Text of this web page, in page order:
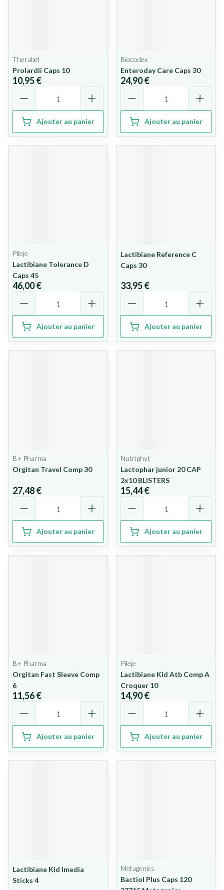
Therabel
Prolardii Caps 10
10,95 €
Ajouter au panier
Biocodex
Enteroday Care Caps 30
24,90 €
Ajouter au panier
Pileje
Lactibiane Tolerance D
Caps 45
46,00 €
Ajouter au panier
Lactibiane Reference C
Caps 30
33,95 €
Ajouter au panier
B+ Pharma
Orgitan Travel Comp 30
27,48 €
Ajouter au panier
Nutriphyt
Lactophar junior 20 CAP
2x10 BLISTERS
15,44 €
Ajouter au panier
B+ Pharma
Orgitan Fast Sleeve Comp
6
11,56 €
Ajouter au panier
Pileje
Lactibiane Kid Atb Comp A
Croquer 10
14,90 €
Ajouter au panier
Lactibiane Kid Imedia
Sticks 4
Metagenics
Bactiol Plus Caps 120